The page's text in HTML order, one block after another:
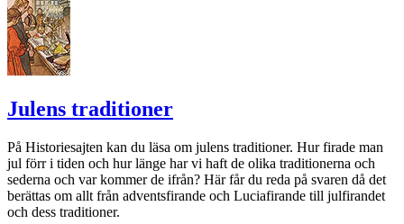
Julens traditioner
På Historiesajten kan du läsa om julens traditioner. Hur firade man
jul förr i tiden och hur länge har vi haft de olika traditionerna och
sederna och var kommer de ifrån? Här får du reda på svaren då det
berättas om allt från adventsfirande och Luciafirande till julfirandet
och dess traditioner.